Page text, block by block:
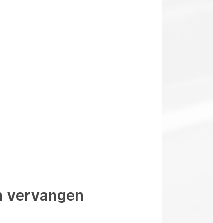
vervangen